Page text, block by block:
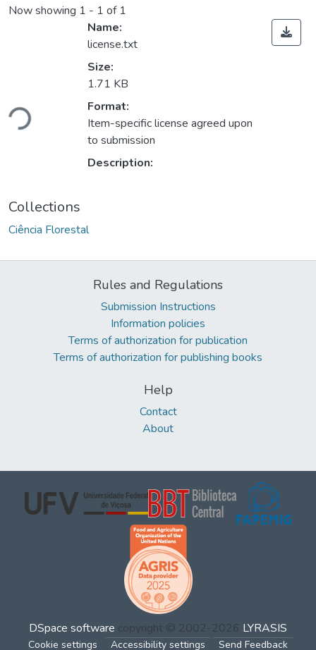
Now showing 1 - 1 of 1
Loading...
Name:
license.txt
Size:
1.71 KB
Format:
Item-specific license agreed upon
to submission
Description:
Collections
Ciência Florestal
Rules and Regulations
Submission Instructions
Information policies
Terms of authorization for publication
Terms of authorization for publishing books
Help
Contact
About
DSpace software copyright © 2002-2026 LYRASIS
Cookie settings Accessibility settings Send Feedback